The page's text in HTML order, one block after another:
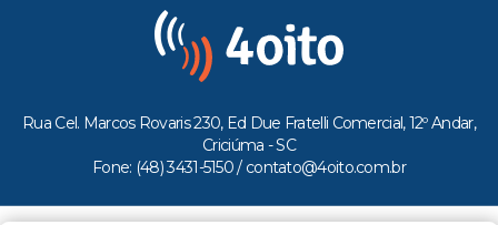
Rua Cel. Marcos Rovaris 230, Ed Due Fratelli Comercial, 12º Andar,
Criciúma - SC
Fone: (48) 3431-5150 / contato@4oito.com.br